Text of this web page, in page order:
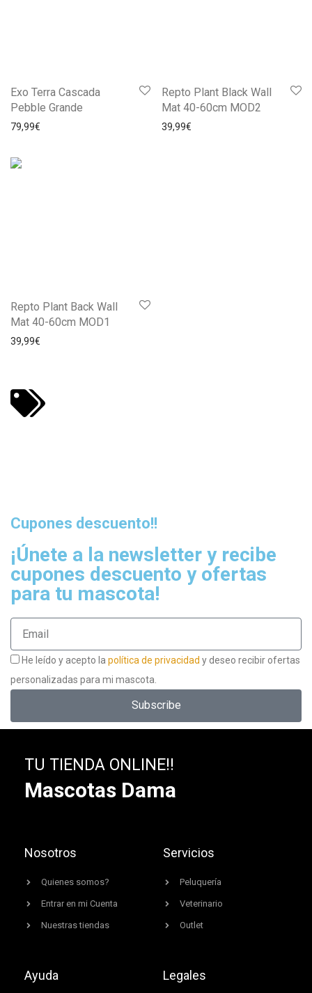
Exo Terra Cascada
Pebble Grande
79,99€
Repto Plant Black Wall
Mat 40-60cm MOD2
39,99€
Repto Plant Back Wall
Mat 40-60cm MOD1
39,99€
Cupones descuento!!
¡Únete a la newsletter y recibe
cupones descuento y ofertas
para tu mascota!
He leído y acepto la política de privacidad y deseo recibir ofertas
personalizadas para mi mascota.
Subscribe
TU TIENDA ONLINE!!
Mascotas Dama
Nosotros
Quienes somos?
Entrar en mi Cuenta
Nuestras tiendas
Servicios
Peluquería
Veterinario
Outlet
Ayuda Legales